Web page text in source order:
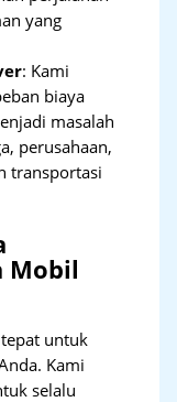
yang
: Kami
biaya
masalah
perusahaan,
transportasi
Mobil
untuk
Kami
selalu